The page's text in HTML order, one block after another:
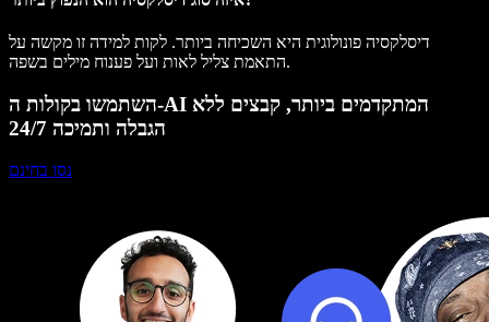
דיסלקסיה פונולוגית היא השכיחה ביותר. לקות למידה זו מקשה על
התאמת צליל לאות ועל פענוח מילים בשפה.
השתמשו בקולות ה-AI המתקדמים ביותר, קבצים ללא
הגבלה ותמיכה 24/7
נסו בחינם